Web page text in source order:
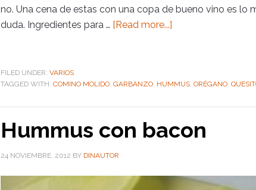
no. Una cena de estas con una copa de bueno vino es lo
duda. Ingredientes para … [Read more...]
FILED UNDER: VARIOS
TAGGED WITH: COMINO MOLIDO GARBANZO HUMMUS ORÉGANO
Hummus con bacon
24 NOVIEMBRE, 2012 BY DINAUTOR